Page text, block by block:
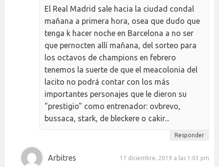
El Real Madrid sale hacia la ciudad condal
mañana a primera hora, osea que dudo que
tenga k hacer noche en Barcelona a no ser
que pernocten allí mañana, del sorteo para
los octavos de champions en febrero
tenemos la suerte de que el meacolonia del
lacito no podrá contar con los más
importantes personajes que le dieron su
"prestigio" como entrenador: ovbrevo,
bussaca, stark, de bleckere o cakir...
Responder
Arbitres 17 diciembre, 2019 a las 1:03 pm